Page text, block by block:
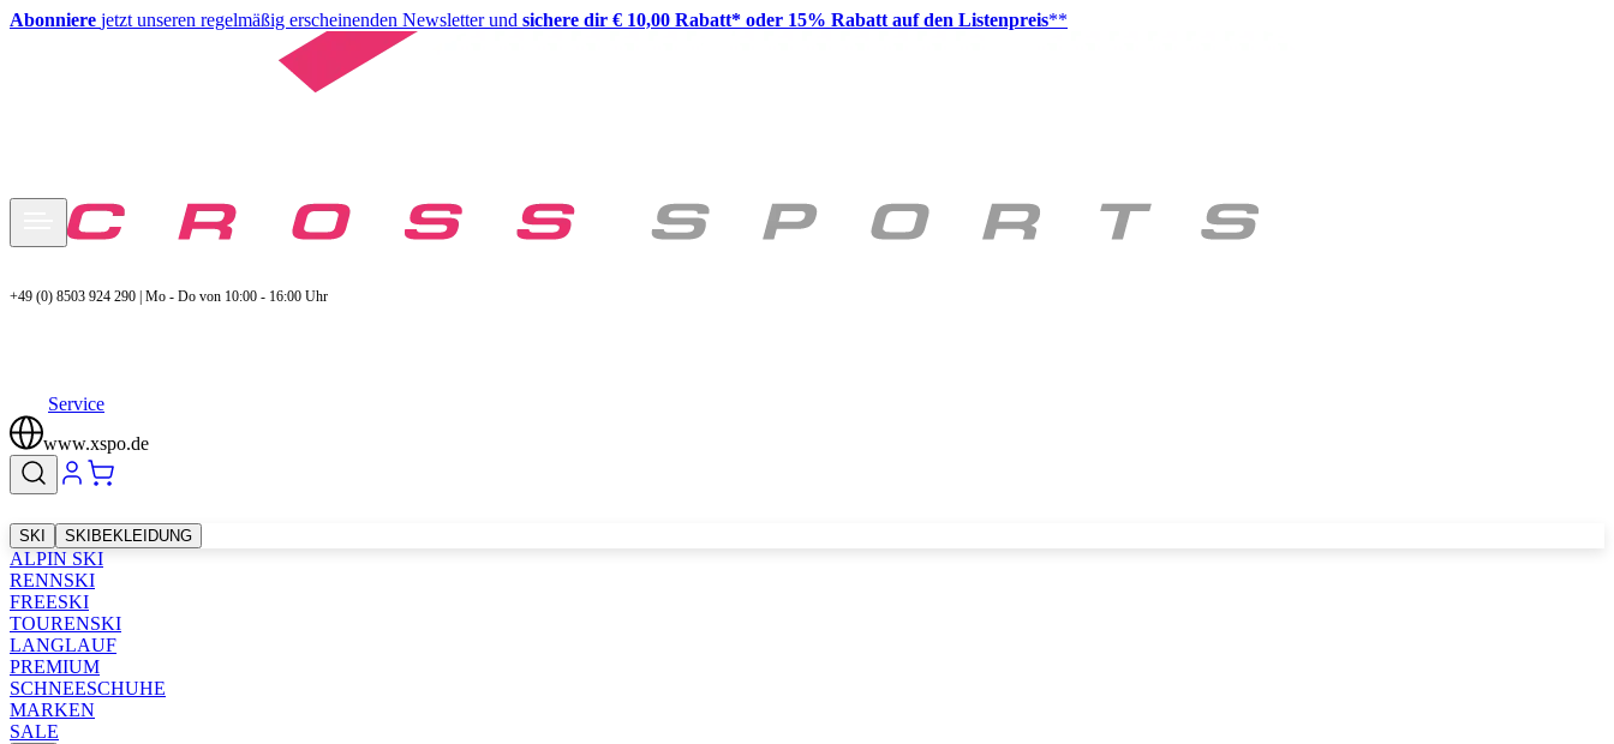
Abonniere jetzt unseren regelmäßig erscheinenden Newsletter und sichere dir € 10,00 Rabatt* oder 15% Rabatt auf den Listenpreis**
+49 (0) 8503 924 290 | Mo - Do von 10:00 - 16:00 Uhr
Service
www.xspo.de
SKI SKIBEKLEIDUNG
ALPIN SKI
RENNSKI
FREESKI
TOURENSKI
LANGLAUF
PREMIUM
SCHNEESCHUHE
MARKEN
SALE